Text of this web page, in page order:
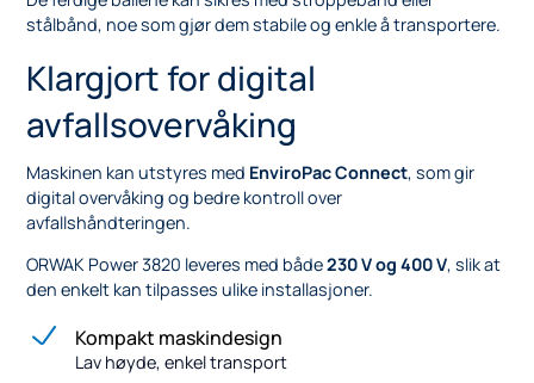
stålbånd, noe som gjør dem stabile og enkle å transportere.
Klargjort for digital
avfallsovervåking
Maskinen kan utstyres med EnviroPac Connect, som gir
digital overvåking og bedre kontroll over
avfallshåndteringen.
ORWAK Power 3820 leveres med både230 V og 400 V, slik at
den enkelt kan tilpasses ulike installasjoner.
Kompakt maskindesign
Lav høyde, enkel transport